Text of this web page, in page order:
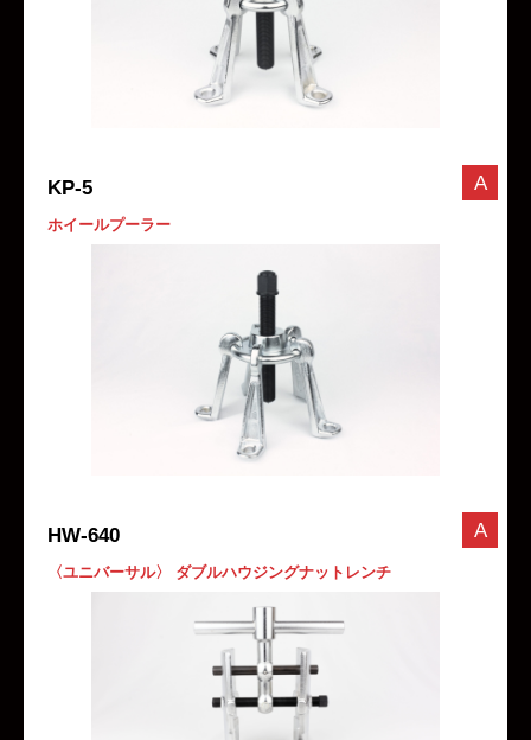
KP-5
ホイールプーラー
A
HW-640
〈ユニバーサル〉 ダブルハウジングナットレンチ
A